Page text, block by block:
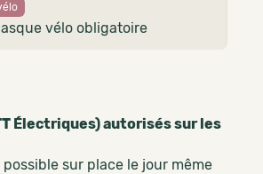
vélo obligatoire
Électriques) autorisés sur les
sur place le jour même